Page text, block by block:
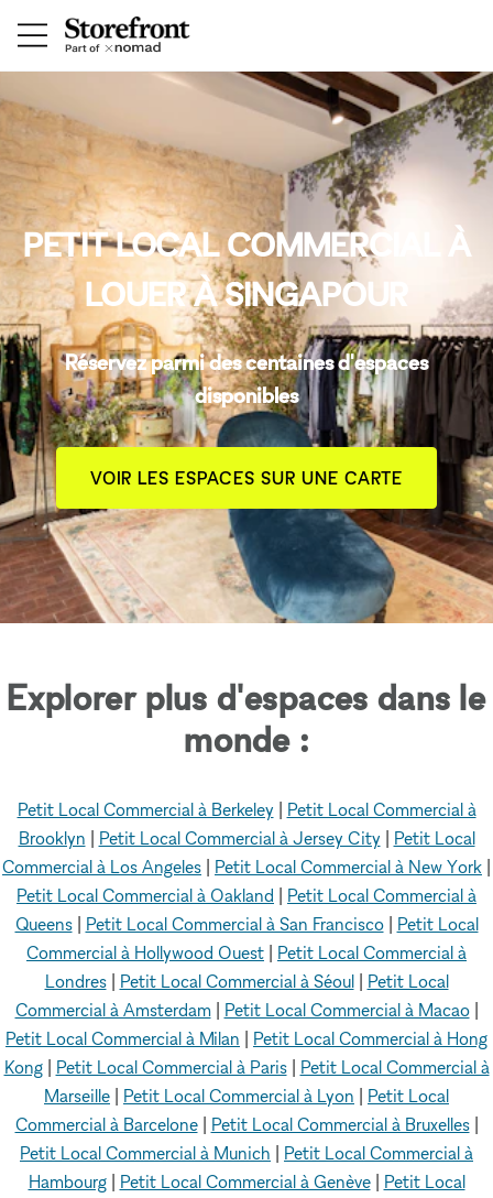
PETIT LOCAL COMMERCIAL À
LOUER À SINGAPOUR
Réservez parmi des centaines d'espaces
disponibles
VOIR LES ESPACES SUR UNE CARTE
Explorer plus d'espaces dans le
monde :
Petit Local Commercial à Berkeley
Petit Local Commercial à
Brooklyn
Petit Local Commercial à Jersey City
Petit Local
Commercial à Los Angeles
Petit Local Commercial à New York
Petit Local Commercial à Oakland
Petit Local Commercial à
Queens| Petit Local Commercial à San Francisco| Petit Local
Commercial à Hollywood Ouest
Petit Local Commercial à
Londres| Petit Local Commercial à Séoul| Petit Local
Commercial à Amsterdam| Petit Local Commercial à Macao|
Petit Local Commercial à Milan
Petit Local Commercial à Hong
Kong| Petit Local Commercial à Paris| Petit Local Commercial à
Marseille
Petit Local Commercial à Lyon
Petit Local
Commercial à Barcelone| Petit Local Commercial à Bruxelles|
Petit Local Commercial à Munich
Petit Local Commercial à
Hambourg| Petit Local Commercial à Genève| Petit Local